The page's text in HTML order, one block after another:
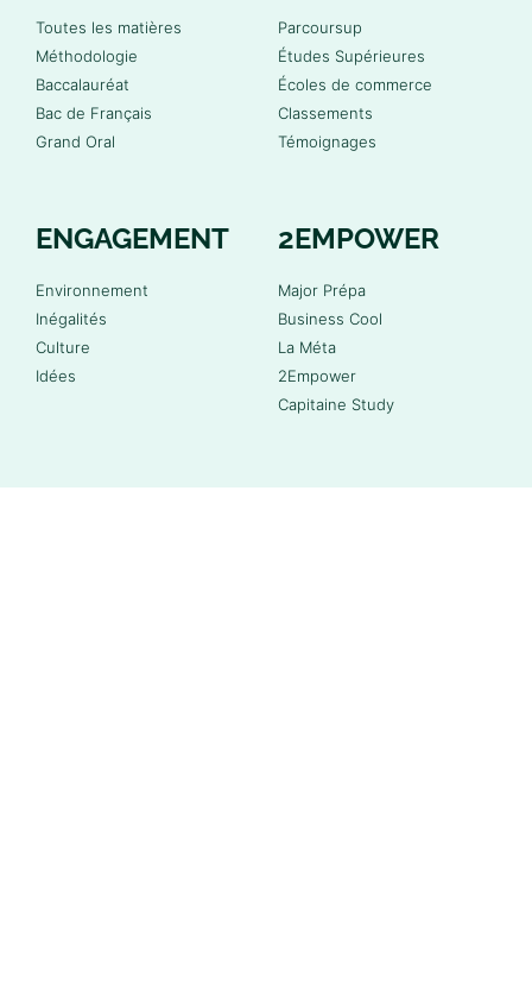
Toutes les matières
Méthodologie
Baccalauréat
Bac de Français
Grand Oral
Parcoursup
Études Supérieures
Écoles de commerce
Classements
Témoignages
ENGAGEMENT
Environnement
Inégalités
Culture
Idées
2EMPOWER
Major Prépa
Business Cool
La Méta
2Empower
Capitaine Study